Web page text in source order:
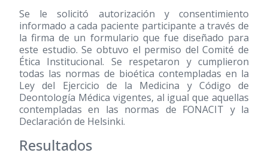
Se le solicitó autorización y consentimiento
informado a cada paciente participante a través de
la firma de un formulario que fue diseñado para
este estudio. Se obtuvo el permiso del Comité de
Ética Institucional. Se respetaron y cumplieron
todas las normas de bioética contempladas en la
Ley del Ejercicio de la Medicina y Código de
Deontología Médica vigentes, al igual que aquellas
contempladas en las normas de FONACIT y la
Declaración de Helsinki.
Resultados